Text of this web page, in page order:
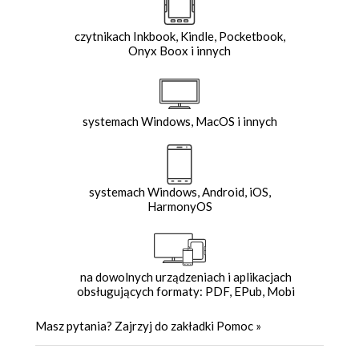
czytnikach Inkbook, Kindle, Pocketbook,
Onyx Boox i innych
systemach Windows, MacOS i innych
systemach Windows, Android, iOS,
HarmonyOS
na dowolnych urządzeniach i aplikacjach
obsługujących formaty: PDF, EPub, Mobi
Masz pytania? Zajrzyj do zakładki Pomoc »